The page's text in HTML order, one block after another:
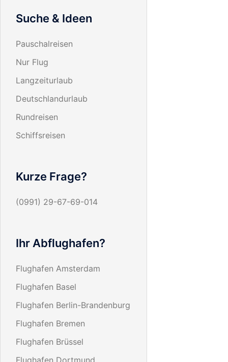
Suche & Ideen
Pauschalreisen
Nur Flug
Langzeiturlaub
Deutschlandurlaub
Rundreisen
Schiffsreisen
Kurze Frage?
(0991) 29-67-69-014
Ihr Abflughafen?
Flughafen Amsterdam
Flughafen Basel
Flughafen Berlin-Brandenburg
Flughafen Bremen
Flughafen Brüssel
Flughafen Dortmund